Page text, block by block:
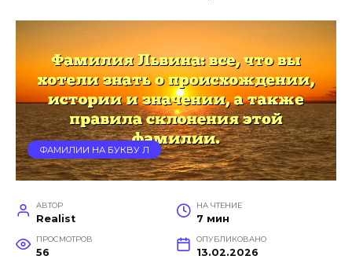
ФАМИЛИИ НА БУКВУ Л
АВТОР
Realist
НА ЧТЕНИЕ
7 мин
ПРОСМОТРОВ
56
ОПУБЛИКОВАНО
13.02.2026